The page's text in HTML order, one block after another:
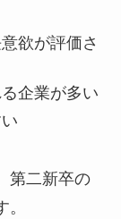
欲が評価さ
企業が多い
第二新卒の